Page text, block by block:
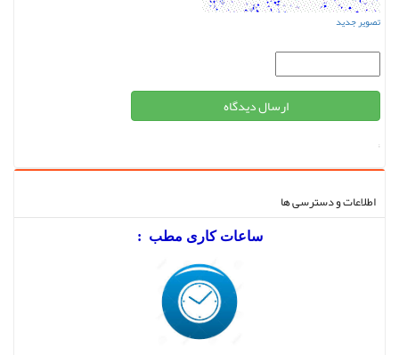
تصویر جدید
;
اطلاعات و دسترسی ها
ساعات کاری مطب :